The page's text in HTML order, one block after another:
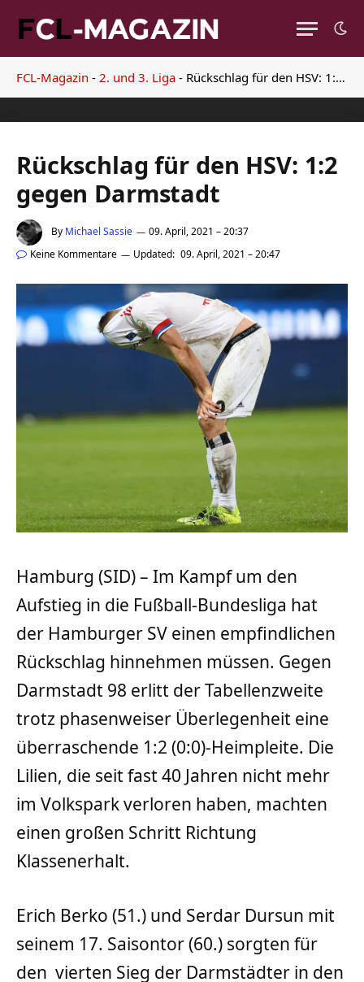
FCL-Magazin - 2. und 3. Liga - Rückschlag für den HSV: 1:2 gegen Darmstadt
Rückschlag für den HSV: 1:2
gegen Darmstadt
By Michael Sassie
09. April, 2021 – 20:37
Keine Kommentare
Updated: 09. April, 2021 – 20:47
Hamburg (SID) – Im Kampf um den
Aufstieg in die Fußball-Bundesliga hat
der Hamburger SV einen empfindlichen
Rückschlag hinnehmen müssen. Gegen
Darmstadt 98 erlitt der Tabellenzweite
trotz phasenweiser Überlegenheit eine
überraschende 1:2 (0:0)-Heimpleite. Die
Lilien, die seit fast 40 Jahren nicht mehr
im Volkspark verloren haben, machten
einen großen Schritt Richtung
Klassenerhalt.
Erich Berko (51.) und Serdar Dursun mit
seinem 17. Saisontor (60.) sorgten für
den vierten Sieg der Darmstädter in den